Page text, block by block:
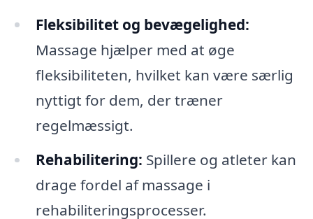
Fleksibilitet og bevægelighed:
Massage hjælper med at øge
fleksibiliteten, hvilket kan være særlig
nyttigt for dem, der træner
regelmæssigt.
Rehabilitering: Spillere og atleter kan
drage fordel af massage i
rehabiliteringsprocesser.